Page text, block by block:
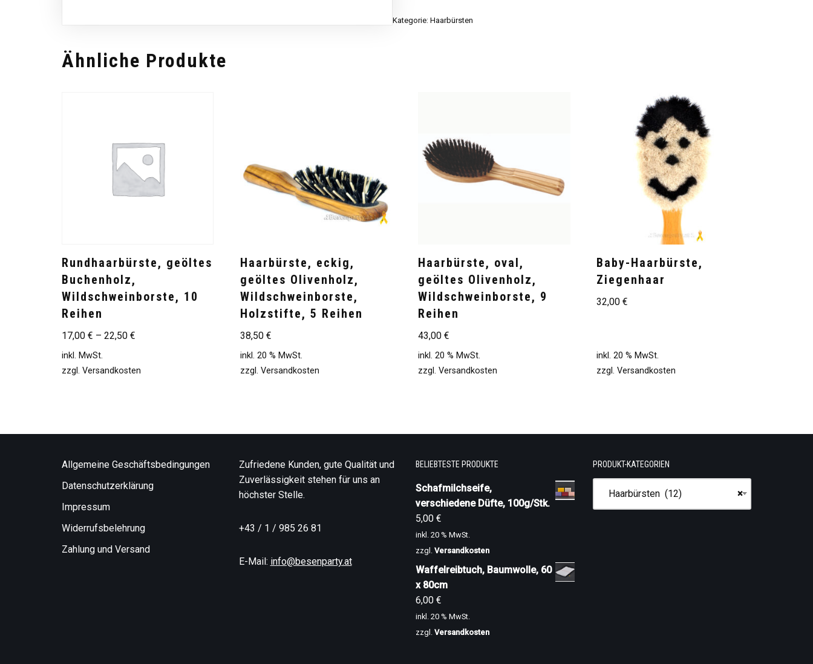
Kategorie:Haarbürsten
Ähnliche Produkte
Rundhaarbürste, geöltes
Buchenholz,
Wildschweinborste, 10
Reihen
17,00 € – 22,50 €
inkl. MwSt.
zzgl. Versandkosten
Haarbürste, eckig,
geöltes Olivenholz,
Wildschweinborste,
Holzstifte, 5 Reihen
38,50 €
inkl. 20 % MwSt.
zzgl. Versandkosten
Haarbürste, oval,
geöltes Olivenholz,
Wildschweinborste, 9
Reihen
43,00€
inkl. 20 % MwSt.
zzgl.Versandkosten
Baby-Haarbürste,
Ziegenhaar
32,00€
inkl. 20 % MwSt.
zzgl.Versandkosten
Allgemeine Geschäftsbedingungen
Datenschutzerklärung
Impressum
Widerrufsbelehrung
Zahlung und Versand
Zufriedene Kunden, gute Qualität und
Zuverlässigkeit stehen für uns an
höchster Stelle.
+43 / 1 / 985 26 81
E-Mail: info@besenparty.at
BELIEBTESTE PRODUKTE
Schafmilchseife,
verschiedene Düfte, 100g/Stk.
5,00 €
inkl. 20 % MwSt.
zzgl. Versandkosten
Waffelreibtuch, Baumwolle, 60
x 80cm
6,00 €
inkl. 20 % MwSt.
zzgl. Versandkosten
PRODUKT-KATEGORIEN
×
Haarbürsten (12)